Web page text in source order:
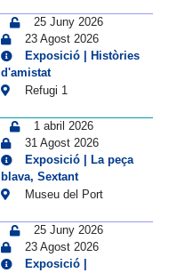
25 Juny 2026
23 Agost 2026
Exposició | Històries
d'amistat
Refugi 1
1 abril 2026
31 Agost 2026
Exposició | La peça
blava, Sextant
Museu del Port
25 Juny 2026
23 Agost 2026
Exposició |